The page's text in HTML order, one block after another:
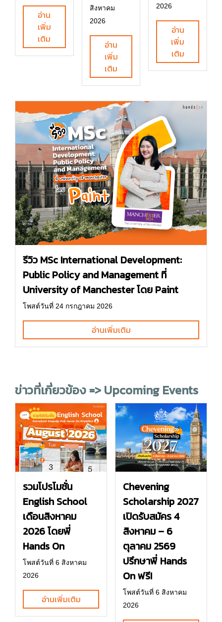
อ่าน
เพิ่ม
เติม
สิงหาคม
2026
อ่าน
เพิ่ม
เติม
2026
อ่าน
เพิ่ม
เติม
รีวิว MSc International Development:
Public Policy and Management ที่
University of Manchester โดย Paint
โพสต์วันที่ 24 กรกฎาคม 2026
อ่านเพิ่มเติม
ข่าวที่เกี่ยวข้อง => Upcoming Events
รวมโปรโมชั่น
English School
เดือนสิงหาคม
2026 โดยพี่
Hands On
โพสต์วันที่ 6 สิงหาคม
2026
อ่านเพิ่มเติม
Chevening
Scholarship 2027
เปิดรับสมัคร 4
สิงหาคม – 6
ตุลาคม 2569
ปรึกษาพี่ Hands
On ฟรี!
โพสต์วันที่ 6 สิงหาคม
2026